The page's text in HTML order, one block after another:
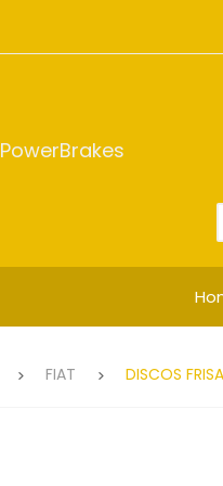
PowerBrakes
FIAT DISCOS